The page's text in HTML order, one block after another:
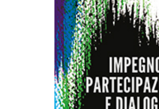
AGGIUNGI AL